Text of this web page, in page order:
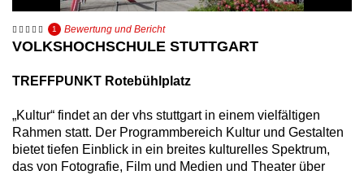
1 Bewertung und Bericht
VOLKSHOCHSCHULE STUTTGART
TREFFPUNKT Rotebühlplatz
„Kultur“ findet an der vhs stuttgart in einem vielfältigen
Rahmen statt. Der Programmbereich Kultur und Gestalten
bietet tiefen Einblick in ein breites kulturelles Spektrum,
das von Fotografie, Film und Medien und Theater über